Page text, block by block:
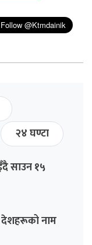
२४ घण्टा
साउन १५
नाम